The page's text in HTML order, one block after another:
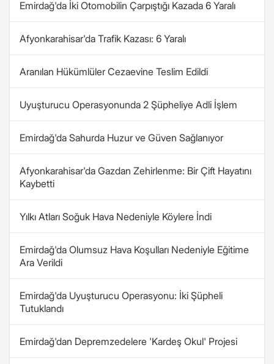
Emirdağ'da İki Otomobilin Çarpıştığı Kazada 6 Yaralı
Afyonkarahisar'da Trafik Kazası: 6 Yaralı
Aranılan Hükümlüler Cezaevine Teslim Edildi
Uyuşturucu Operasyonunda 2 Şüpheliye Adli İşlem
Emirdağ'da Sahurda Huzur ve Güven Sağlanıyor
Afyonkarahisar'da Gazdan Zehirlenme: Bir Çift Hayatını
Kaybetti
Yılkı Atları Soğuk Hava Nedeniyle Köylere İndi
Emirdağ'da Olumsuz Hava Koşulları Nedeniyle Eğitime
Ara Verildi
Emirdağ'da Uyuşturucu Operasyonu: İki Şüpheli
Tutuklandı
Emirdağ'dan Depremzedelere 'Kardeş Okul' Projesi